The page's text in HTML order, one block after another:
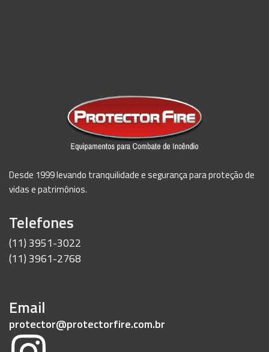
Desde 1999 levando tranquilidade e segurança para proteção de
vidas e patrimônios.
Telefones
(11) 3951-3022
(11) 3961-2768
Email
protector@protectorfire.com.br